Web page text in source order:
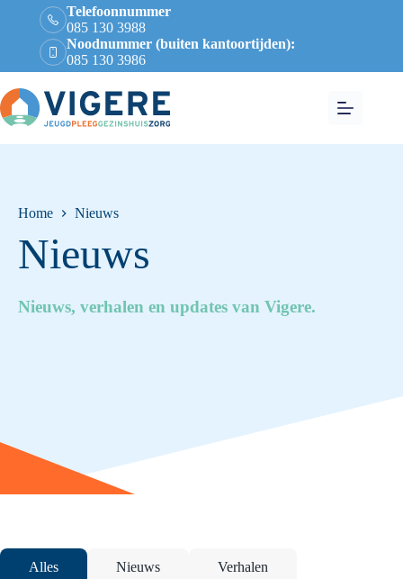
Telefoonnummer
085 130 3988
Noodnummer (buiten kantoortijden):
085 130 3986
Home Nieuws
Nieuws
Alles Nieuws Verhalen